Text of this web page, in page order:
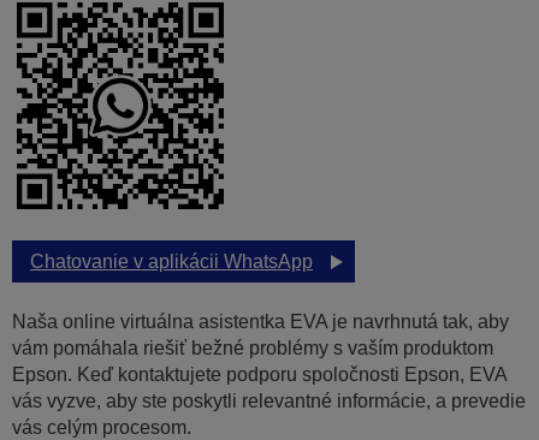
Chatovanie v aplikácii WhatsApp
Naša online virtuálna asistentka EVA je navrhnutá tak, aby
vám pomáhala riešiť bežné problémy s vaším produktom
Epson. Keď kontaktujete podporu spoločnosti Epson, EVA
vás vyzve, aby ste poskytli relevantné informácie, a prevedie
vás celým procesom.